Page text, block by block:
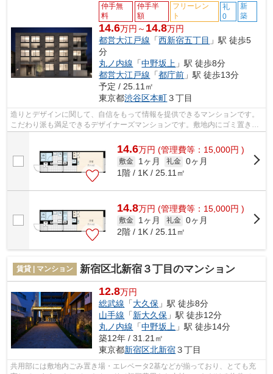
仲手無
料
仲手半
額
フリーレン
ト
礼
0
新
築
14.6万円～ 14.8万円
都営大江戸線 「西新宿五丁目 」駅 徒歩5
分
丸ノ内線 「中野坂上 」駅 徒歩8分
都営大江戸線 「都庁前 」駅 徒歩13分
予定 / 25.11㎡
東京都渋谷区本町３丁目
造りとデザインに関して、自信をもって情報を提供できるマンションです。
こだわり派も満足できるデザイナーズマンションです。敷地内にゴミ置き場
14.6万円 (管理費等：15,000円 )
敷金 1ヶ月 礼金 0ヶ月
1階 / 1K / 25.11㎡
14.8万円 (管理費等：15,000円 )
敷金 1ヶ月 礼金 0ヶ月
2階 / 1K / 25.11㎡
賃貸 | マンション 新宿区北新宿３丁目のマンション
12.8万円
総武線 「大久保 」駅 徒歩8分
山手線 「新大久保 」駅 徒歩12分
丸ノ内線 「中野坂上 」駅 徒歩14分
築12年 / 31.21㎡
東京都新宿区北新宿３丁目
共用部には敷地内ごみ置き場・エレベータ2基などが揃っており、とても充